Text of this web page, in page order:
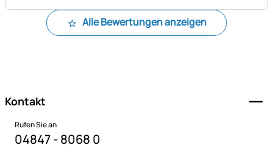
Alle Bewertungen anzeigen
Kontakt
Rufen Sie an
04847 - 8068 0